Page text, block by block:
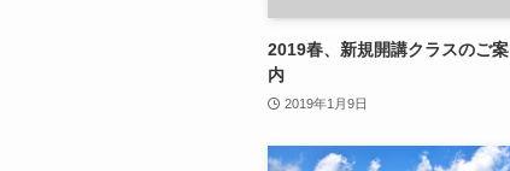
2019春、新規開講クラスのご案
内
2019年1月9日